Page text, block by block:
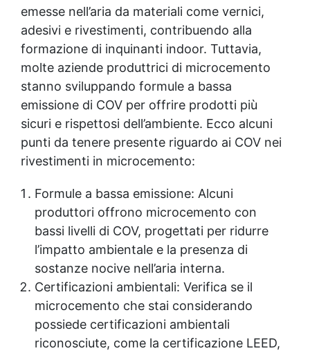
emesse nell’aria da materiali come vernici,
adesivi e rivestimenti, contribuendo alla
formazione di inquinanti indoor. Tuttavia,
molte aziende produttrici di microcemento
stanno sviluppando formule a bassa
emissione di COV per offrire prodotti più
sicuri e rispettosi dell’ambiente. Ecco alcuni
punti da tenere presente riguardo ai COV nei
rivestimenti in microcemento:
Formule a bassa emissione: Alcuni
produttori offrono microcemento con
bassi livelli di COV, progettati per ridurre
l’impatto ambientale e la presenza di
sostanze nocive nell’aria interna.
Certificazioni ambientali: Verifica se il
microcemento che stai considerando
possiede certificazioni ambientali
riconosciute, come la certificazione LEED,